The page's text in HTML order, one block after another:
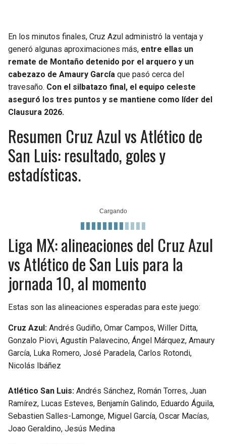
En los minutos finales, Cruz Azul administró la ventaja y
generó algunas aproximaciones más, entre ellas un
remate de Montaño detenido por el arquero y un
cabezazo de Amaury García que pasó cerca del
travesaño. Con el silbatazo final, el equipo celeste
aseguró los tres puntos y se mantiene como líder del
Clausura 2026.
Resumen Cruz Azul vs Atlético de
San Luis: resultado, goles y
estadísticas.
Liga MX: alineaciones del Cruz Azul
vs Atlético de San Luis para la
jornada 10, al momento
Estas son las alineaciones esperadas para este juego:
Cruz Azul: Andrés Gudiño, Omar Campos, Willer Ditta,
Gonzalo Piovi, Agustín Palavecino, Ángel Márquez, Amaury
García, Luka Romero, José Paradela, Carlos Rotondi,
Nicolás Ibáñez
Atlético San Luis: Andrés Sánchez, Román Torres, Juan
Ramírez, Lucas Esteves, Benjamín Galindo, Eduardo Águila,
Sebastien Salles-Lamonge, Miguel García, Oscar Macías,
Joao Geraldino, Jesús Medina